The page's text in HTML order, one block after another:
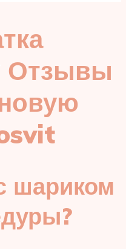
Отзывы
шариком